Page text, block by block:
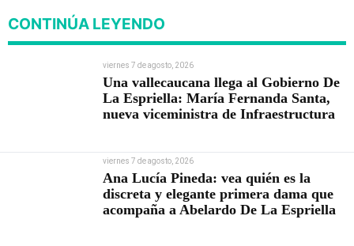
CONTINÚA LEYENDO
viernes 7 de agosto, 2026
Una vallecaucana llega al Gobierno De
La Espriella: María Fernanda Santa,
nueva viceministra de Infraestructura
viernes 7 de agosto, 2026
Ana Lucía Pineda: vea quién es la
discreta y elegante primera dama que
acompaña a Abelardo De La Espriella